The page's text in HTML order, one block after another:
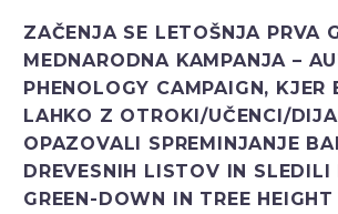
ZAČENJA SE LETOŠNJA PRVA
MEDNARODNA KAMPANJA –
PHENOLOGY CAMPAIGN, KJER
LAHKO Z OTROKI/UČENCI/
OPAZOVALI SPREMINJANJE
DREVESNIH LISTOV IN SLEDILI
GREEN-DOWN IN TREE HEIGHT